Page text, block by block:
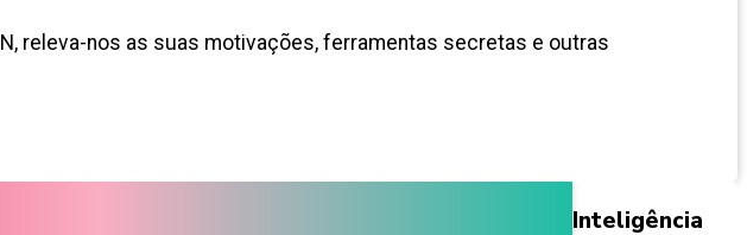
releva-nos as suas motivações, ferramentas secretas e outras
Inteligência